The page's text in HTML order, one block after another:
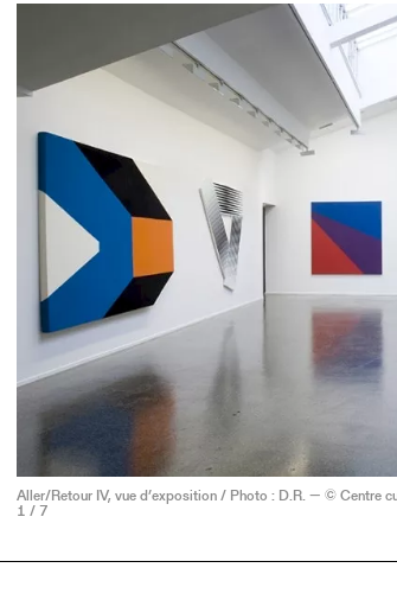
Aller/Retour IV, vue d’exposition / Photo : D.R. — © Centre
1 / 7